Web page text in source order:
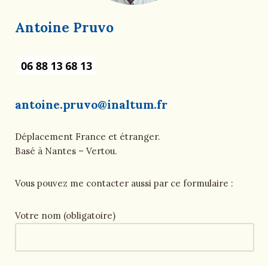
Antoine Pruvo
antoine.pruvo@inaltum.fr
Déplacement France et étranger.
Basé à Nantes – Vertou.
Vous pouvez me contacter aussi par ce formulaire :
Votre nom (obligatoire)